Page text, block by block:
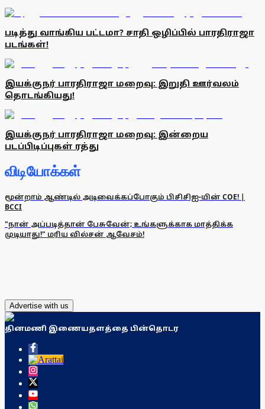
படித்து வாங்கிய பட்டமா? சாதி ஒழிப்பில் பாரதிராஜா
படங்கள்!
இயக்குநர் பாரதிராஜா மறைவு: இறுதி ஊர்வலம்
தொடங்கியது!
இயக்குநர் பாரதிராஜா மறைவு: இன்றைய
படப்பிடிப்புகள் ரத்து
விடியோக்கள்
மூன்றாம் ஆண்டில் அடிவைக்கப்போகும் பிசிசிஐ-யின் COE! |
BCCI
"நான் அப்படித்தான் பேசுவேன்; உங்களுக்காக மாத்திக்க
முடியாது!" மரிய வில்சன் ஆவேசம்!
Advertise with us
தினமணி இணையதளத்தை பின்தொடர